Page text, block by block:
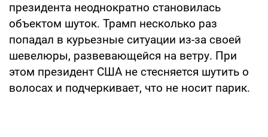
президента неоднократно становилась
объектом шуток. Трамп несколько раз
попадал в курьезные ситуации из-за своей
шевелюры, развевающейся на ветру. При
этом президент США не стесняется шутить о
волосах и подчеркивает, что не носит парик.